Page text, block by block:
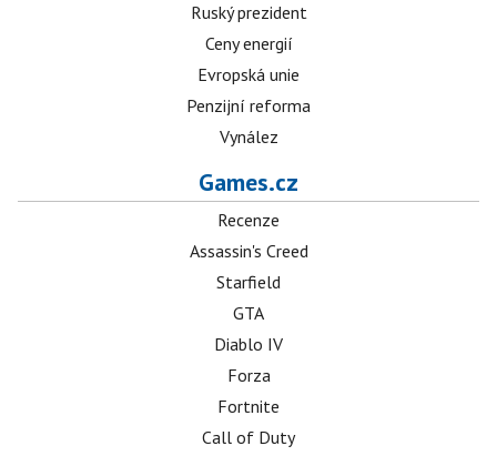
Ruský prezident
Ceny energií
Evropská unie
Penzijní reforma
Vynález
Games.cz
Recenze
Assassin's Creed
Starfield
GTA
Diablo IV
Forza
Fortnite
Call of Duty